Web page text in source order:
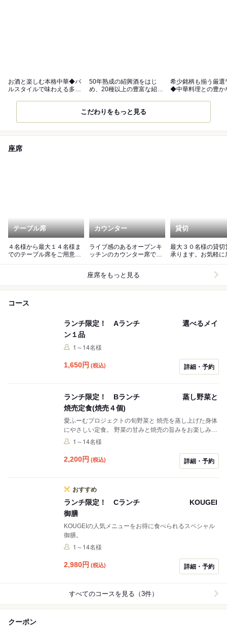
お酒と楽しむ本格中華◆バ
ルスタイルで味わえる多彩
50年熟成の紹興酒をはじ
め、20種以上の豊富な紹興
希少銘柄も揃う厳選
◆中華料理との豊か
こだわりをもっと見る
座席
テーブル席
４名様から最大１４名様ま
でのテーブル席をご用意し
カウンター
ライブ感のあるオープンキ
ッチンのカウンター席で心
貸切
最大３０名様の貸切
承ります。お気軽に
座席をもっと見る
コース
ランチ限定！ Aランチ 選べるメイ
ン１品
1～14名様
1,650円 (税込) 詳細・予約
ランチ限定！ Bランチ 蒸し野菜と
焼売定食(焼売４個)
愛ふーむプロジェクトの旬野菜と 焼売を蒸し上げた身体
にやさしい定食。 野菜の甘みと焼売の旨みをお楽しみく
ださい。
1～14名様
2,200円 (税込) 詳細・予約
おすすめ
ランチ限定！ Cランチ KOUGEI
御膳
KOUGEIの人気メニューをお得に食べられるスペシャル
御膳。
1～14名様
2,980円 (税込) 詳細・予約
すべてのコースを見る（3件）
クーポン